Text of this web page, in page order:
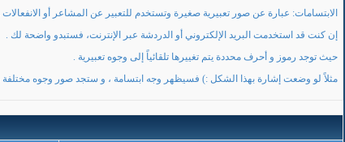
الابتسامات: عبارة عن صور تعبيرية صغيرة وتستخدم للتعبير عن المشاعر أو الانفعالات
إن كنت قد استخدمت البريد الإلكتروني أو الدردشة عبر الإنترنت، فستبدو واضحة لك .
حيث توجد رموز و أحرف محددة يتم تغييرها تلقائياً إلى وجوه تعبيرية .
مثلاً لو وضعت إشارة بهذا الشكل :) فسيظهر وجه ابتسامة ، و ستجد صور وجوه مختلفة